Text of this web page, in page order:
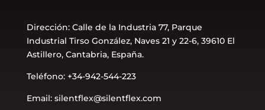
Dirección: Calle de la Industria 77, Parque
Industrial Tirso González, Naves 21 y 22-6, 39610 El
Astillero, Cantabria, España.
Teléfono: +34-942-544-223
Email: silentflex@silentflex.com